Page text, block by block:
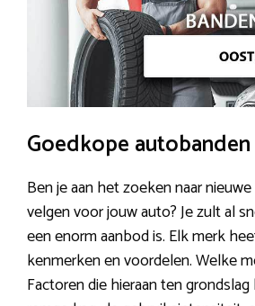
Goedkope
Ben je aan het zoeken naar
velgen voor jouw auto? Je zult al
een enorm aanbod is. Elk merk
kenmerken en voordelen. Welke
Factoren die hieraan ten